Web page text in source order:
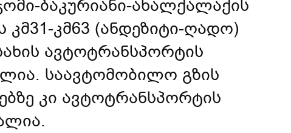
ბაკურიანი-ახალქალაქის
კმ63 (ანდეზიტი-ღადო)
ავტოტრანსპორტის
საავტომობილო გზის
კი ავტოტრანსპორტის